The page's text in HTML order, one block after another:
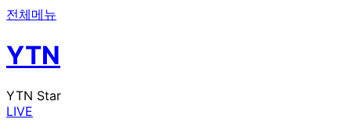
전체메뉴
YTN
YTN Star
LIVE